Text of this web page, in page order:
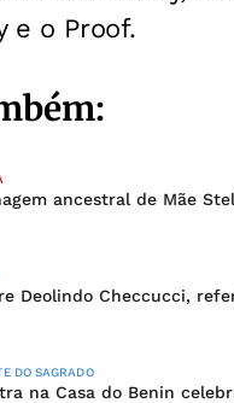
e o Proof.
ancestral de Mãe
Deolindo Checcucci,
DO SAGRADO
na Casa do Benin